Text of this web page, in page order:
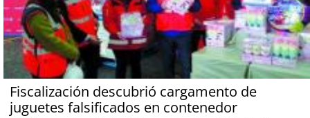
Fiscalización descubrió cargamento de
juguetes falsificados en contenedor